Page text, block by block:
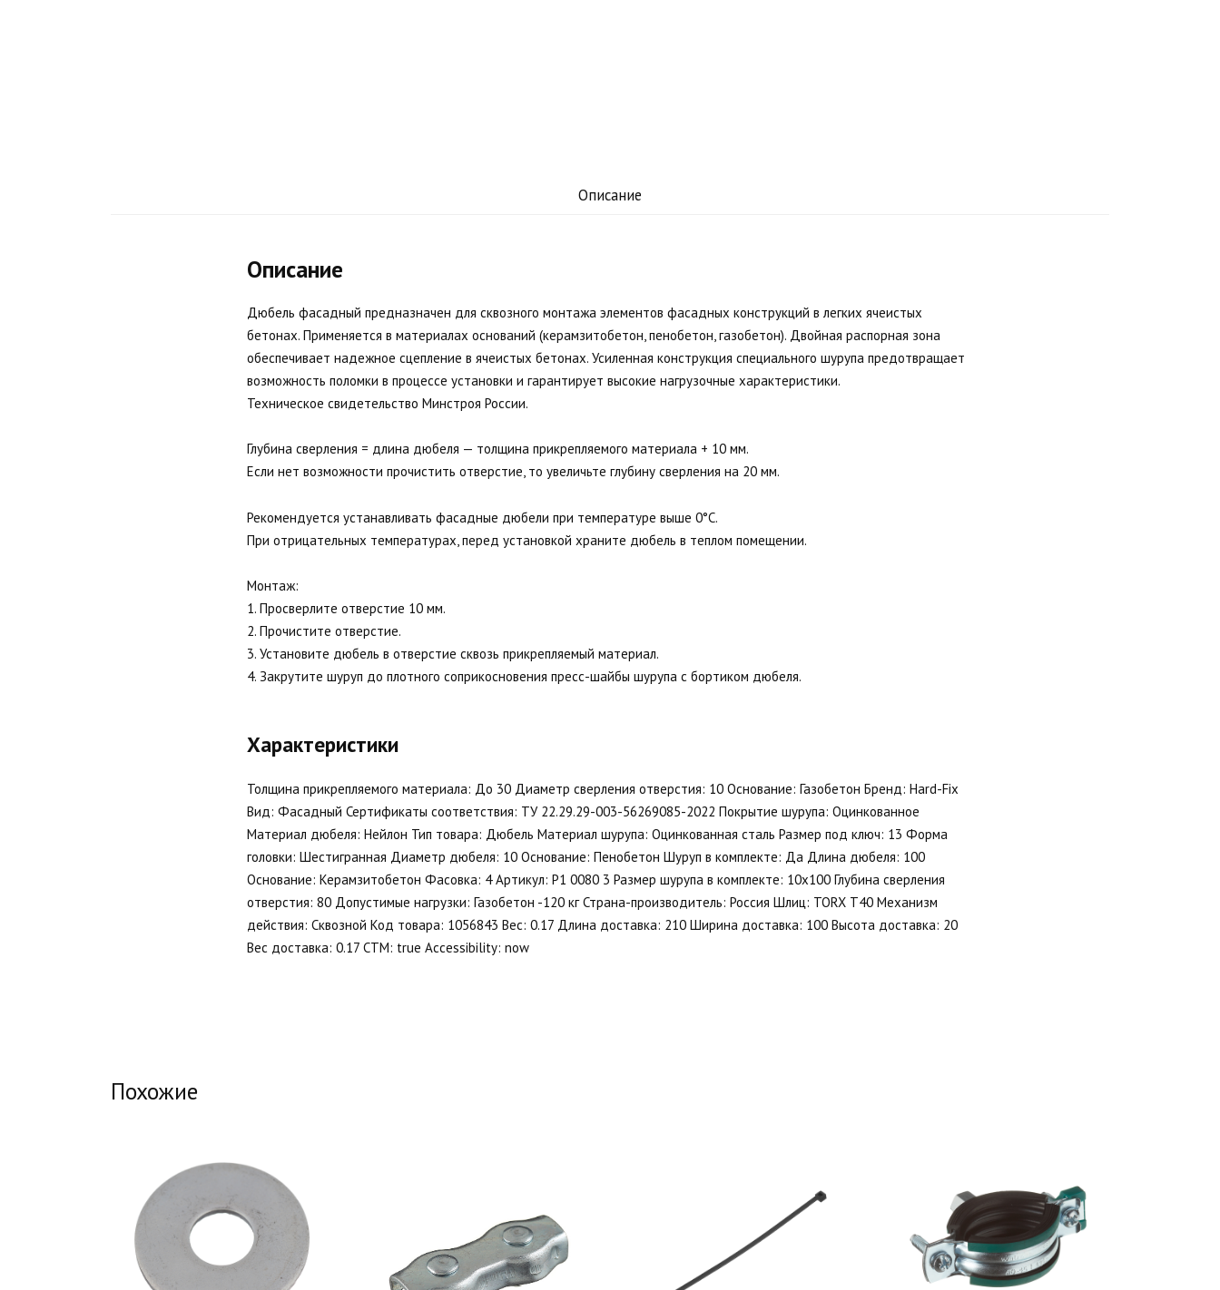
Описание
Описание
Дюбель фасадный предназначен для сквозного монтажа элементов фасадных конструкций в легких ячеистых
бетонах. Применяется в материалах оснований (керамзитобетон, пенобетон, газобетон). Двойная распорная зона
обеспечивает надежное сцепление в ячеистых бетонах. Усиленная конструкция специального шурупа предотвращает
возможность поломки в процессе установки и гарантирует высокие нагрузочные характеристики.
Техническое свидетельство Минстроя России.
Глубина сверления = длина дюбеля — толщина прикрепляемого материала + 10 мм.
Если нет возможности прочистить отверстие, то увеличьте глубину сверления на 20 мм.
Рекомендуется устанавливать фасадные дюбели при температуре выше 0°C.
При отрицательных температурах, перед установкой храните дюбель в теплом помещении.
Монтаж:
1. Просверлите отверстие 10 мм.
2. Прочистите отверстие.
3. Установите дюбель в отверстие сквозь прикрепляемый материал.
4. Закрутите шуруп до плотного соприкосновения пресс-шайбы шурупа с бортиком дюбеля.
Характеристики
Толщина прикрепляемого материала: До 30 Диаметр сверления отверстия: 10 Основание: Газобетон Бренд: Hard-Fix
Вид: Фасадный Сертификаты соответствия: ТУ 22.29.29-003-56269085-2022 Покрытие шурупа: Оцинкованное
Материал дюбеля: Нейлон Тип товара: Дюбель Материал шурупа: Оцинкованная сталь Размер под ключ: 13 Форма
головки: Шестигранная Диаметр дюбеля: 10 Основание: Пенобетон Шуруп в комплекте: Да Длина дюбеля: 100
Основание: Керамзитобетон Фасовка: 4 Артикул: P1 0080 3 Размер шурупа в комплекте: 10х100 Глубина сверления
отверстия: 80 Допустимые нагрузки: Газобетон -120 кг Страна-производитель: Россия Шлиц: TORX T40 Механизм
действия: Сквозной Код товара: 1056843 Вес: 0.17 Длина доставка: 210 Ширина доставка: 100 Высота доставка: 20
Вес доставка: 0.17 СТМ: true Accessibility: now
Похожие